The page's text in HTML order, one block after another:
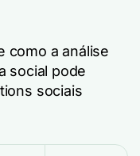
como a análise
social pode
sociais